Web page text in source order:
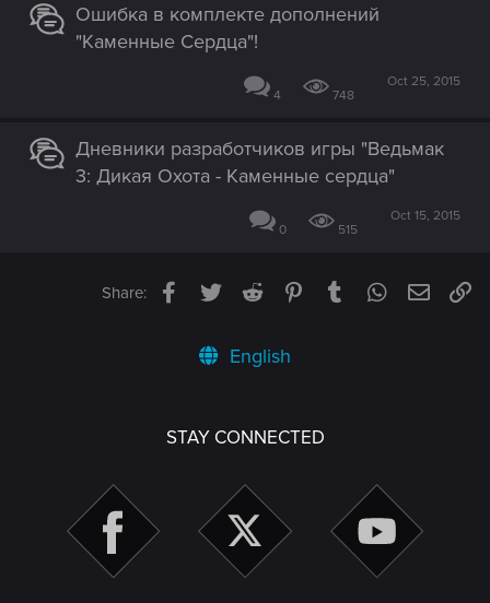
Ошибка в комплекте дополнений
"Каменные Сердца"!
4 748
Oct 25, 2015
Дневники разработчиков игры "Ведьмак
3: Дикая Охота - Каменные сердца"
0 515
Oct 15, 2015
Share: Facebook
TwitterReddit PinterestTumblrWhatsApp
Email
English
STAY CONNECTED